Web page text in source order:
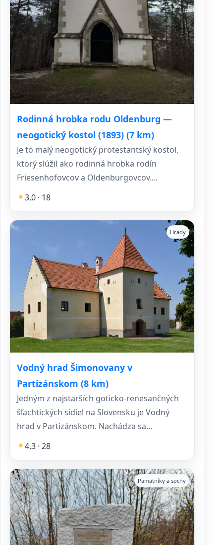
Rodinná hrobka rodu Oldenburg —
neogotický kostol (1893) (7 km)
Je to malý neogotický protestantský kostol,
ktorý slúžil ako rodinná hrobka rodín
Friesenhofovcov a Oldenburgovcov....
3,0 · 18
Vodný hrad Šimonovany v
Partizánskom (8 km)
Hrady
Jedným z najstarších goticko-renesančných
šľachtických sídiel na Slovensku je Vodný
hrad v Partizánskom. Nachádza sa...
4,3 · 28
Pamätníky a sochy